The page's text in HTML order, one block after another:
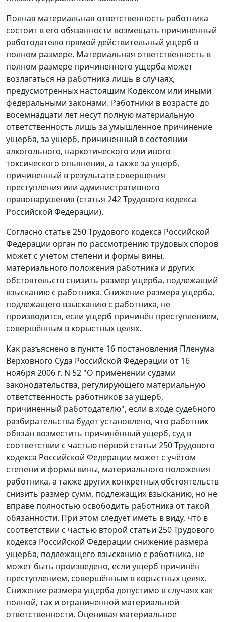
Полная материальная ответственность работника
состоит в его обязанности возмещать причиненный
работодателю прямой действительный ущерб в
полном размере. Материальная ответственность в
полном размере причиненного ущерба может
возлагаться на работника лишь в случаях,
предусмотренных настоящим Кодексом или иными
федеральными законами. Работники в возрасте до
восемнадцати лет несут полную материальную
ответственность лишь за умышленное причинение
ущерба, за ущерб, причиненный в состоянии
алкогольного, наркотического или иного
токсического опьянения, а также за ущерб,
причиненный в результате совершения
преступления или административного
правонарушения (статья 242 Трудового кодекса
Российской Федерации).
Согласно статье 250 Трудового кодекса Российской
Федерации орган по рассмотрению трудовых споров
может с учётом степени и формы вины,
материального положения работника и других
обстоятельств снизить размер ущерба, подлежащий
взысканию с работника. Снижение размера ущерба,
подлежащего взысканию с работника, не
производится, если ущерб причинён преступлением,
совершённым в корыстных целях.
Как разъяснено в пункте 16 постановления Пленума
Верховного Суда Российской Федерации от 16
ноября 2006 г. N 52 "О применении судами
законодательства, регулирующего материальную
ответственность работников за ущерб,
причинённый работодателю", если в ходе судебного
разбирательства будет установлено, что работник
обязан возместить причинённый ущерб, суд в
соответствии с частью первой статьи 250 Трудового
кодекса Российской Федерации может с учётом
степени и формы вины, материального положения
работника, а также других конкретных обстоятельств
снизить размер сумм, подлежащих взысканию, но не
вправе полностью освободить работника от такой
обязанности. При этом следует иметь в виду, что в
соответствии с частью второй статьи 250 Трудового
кодекса Российской Федерации снижение размера
ущерба, подлежащего взысканию с работника, не
может быть произведено, если ущерб причинён
преступлением, совершённым в корыстных целях.
Снижение размера ущерба допустимо в случаях как
полной, так и ограниченной материальной
ответственности. Оценивая материальное